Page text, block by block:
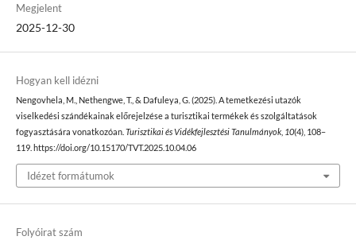
Megjelent
2025-12-30
Hogyan kell idézni
Nengovhela, M., Nethengwe, T., & Dafuleya, G. (2025). A temetkezési utazók
viselkedési szándékainak előrejelzése a turisztikai termékek és szolgáltatások
fogyasztására vonatkozóan. Turisztikai és Vidékfejlesztési Tanulmányok, 10(4), 108–
119. https://doi.org/10.15170/TVT.2025.10.04.06
Idézet formátumok
Folyóirat szám